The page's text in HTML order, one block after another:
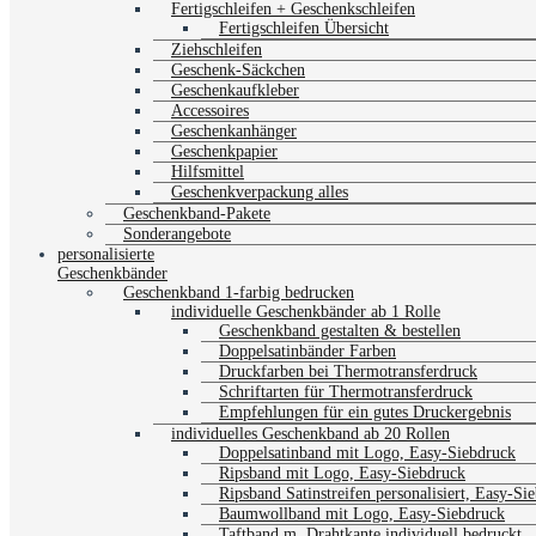
Fertigschleifen + Geschenkschleifen
Fertigschleifen Übersicht
Ziehschleifen
Geschenk-Säckchen
Geschenkaufkleber
Accessoires
Geschenkanhänger
Geschenkpapier
Hilfsmittel
Geschenkverpackung alles
Geschenkband-Pakete
Sonderangebote
personalisierte
Geschenkbänder
Geschenkband 1-farbig bedrucken
individuelle Geschenkbänder ab 1 Rolle
Geschenkband gestalten & bestellen
Doppelsatinbänder Farben
Druckfarben bei Thermotransferdruck
Schriftarten für Thermotransferdruck
Empfehlungen für ein gutes Druckergebnis
individuelles Geschenkband ab 20 Rollen
Doppelsatinband mit Logo, Easy-Siebdruck
Ripsband mit Logo, Easy-Siebdruck
Ripsband Satinstreifen personalisiert, Easy-
Baumwollband mit Logo, Easy-Siebdruck